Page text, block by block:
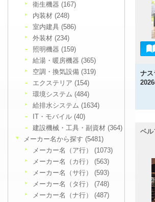
ナス
ベル
衛生機器 (167)
内装材 (248)
室内建具 (586)
外装材 (234)
照明機器 (159)
給湯・暖房機器 (365)
空調・換気設備 (319)
エクステリア (154)
環境システム (484)
給排水システム (1634)
IT・モバイル (40)
建設機械・工具・副資材 (364)
メーカー名から探す (5481)
メーカー名（ア行） (1073)
メーカー名（カ行） (563)
メーカー名（サ行） (593)
メーカー名（タ行） (748)
メーカー名（ナ行） (487)